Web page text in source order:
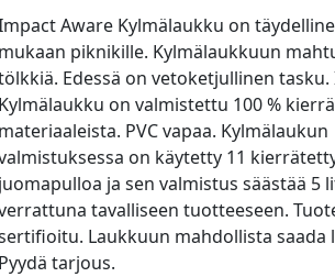
Aware Kylmälaukku on
mukaan piknikille. Kylmälaukkuun
Edessä on vetoketjullinen
Kylmälaukku on valmistettu 100 %
materiaaleista. PVC vapaa. Kylmälaukun
on käytetty 11
juomapulloa ja sen valmistus säästää 5
tavalliseen tuotteeseen.
Laukkuun mahdollista saada
Pyydä tarjous.